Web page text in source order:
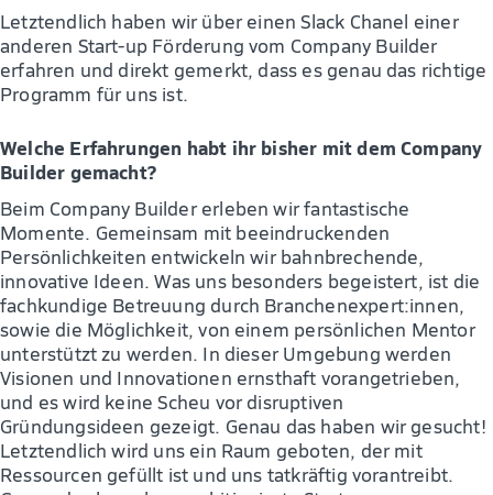
Letztendlich haben wir über einen Slack Chanel einer
anderen Start-up Förderung vom Company Builder
erfahren und direkt gemerkt, dass es genau das richtige
Programm für uns ist.
Welche Erfahrungen habt ihr bisher mit dem Company
Builder gemacht?
Beim Company Builder erleben wir fantastische
Momente. Gemeinsam mit beeindruckenden
Persönlichkeiten entwickeln wir bahnbrechende,
innovative Ideen. Was uns besonders begeistert, ist die
fachkundige Betreuung durch Branchenexpert:innen,
sowie die Möglichkeit, von einem persönlichen Mentor
unterstützt zu werden. In dieser Umgebung werden
Visionen und Innovationen ernsthaft vorangetrieben,
und es wird keine Scheu vor disruptiven
Gründungsideen gezeigt. Genau das haben wir gesucht!
Letztendlich wird uns ein Raum geboten, der mit
Ressourcen gefüllt ist und uns tatkräftig vorantreibt.